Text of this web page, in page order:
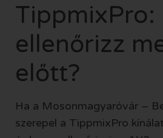
TippmixPro:
ellenőrizz
előtt?
Ha a Mosonmagyaróvár –
szerepel a TippmixPro